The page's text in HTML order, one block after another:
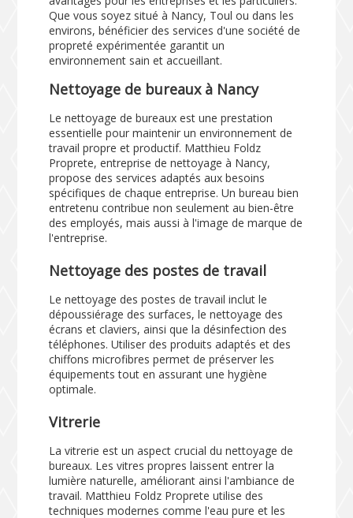
Que vous soyez situé à Nancy, Toul ou dans les
environs, bénéficier des services d'une société de
propreté expérimentée garantit un
environnement sain et accueillant.
Nettoyage de bureaux à Nancy
Le nettoyage de bureaux est une prestation
essentielle pour maintenir un environnement de
travail propre et productif. Matthieu Foldz
Proprete, entreprise de nettoyage à Nancy,
propose des services adaptés aux besoins
spécifiques de chaque entreprise. Un bureau bien
entretenu contribue non seulement au bien-être
des employés, mais aussi à l'image de marque de
l'entreprise.
Nettoyage des postes de travail
Le nettoyage des postes de travail inclut le
dépoussiérage des surfaces, le nettoyage des
écrans et claviers, ainsi que la désinfection des
téléphones. Utiliser des produits adaptés et des
chiffons microfibres permet de préserver les
équipements tout en assurant une hygiène
optimale.
Vitrerie
La vitrerie est un aspect crucial du nettoyage de
bureaux. Les vitres propres laissent entrer la
lumière naturelle, améliorant ainsi l'ambiance de
travail. Matthieu Foldz Proprete utilise des
techniques modernes comme l'eau pure et les